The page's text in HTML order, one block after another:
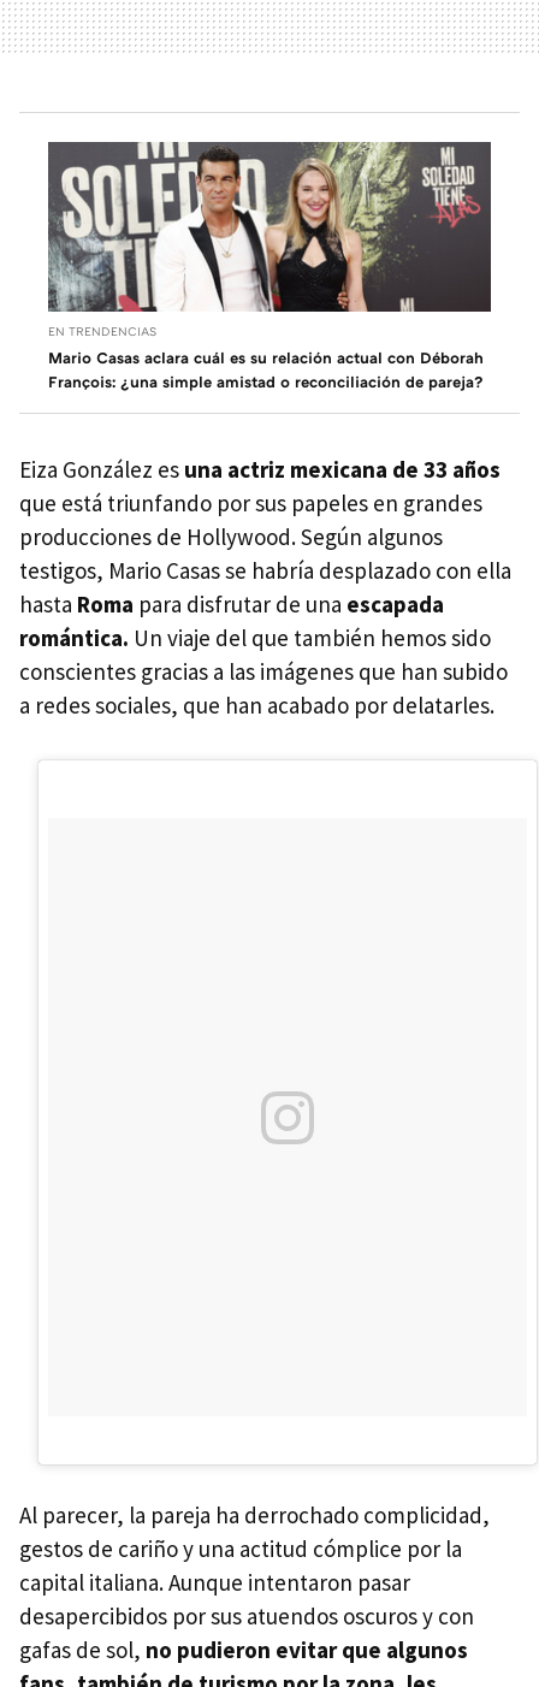
EN TRENDENCIAS
Mario Casas aclara cuál es su relación actual con Déborah
François: ¿una simple amistad o reconciliación de pareja?
Eiza González es una actriz mexicana de 33 años
que está triunfando por sus papeles en grandes
producciones de Hollywood. Según algunos
testigos, Mario Casas se habría desplazado con ella
hasta Roma para disfrutar de una escapada
romántica. Un viaje del que también hemos sido
conscientes gracias a las imágenes que han subido
a redes sociales, que han acabado por delatarles.
Al parecer, la pareja ha derrochado complicidad,
gestos de cariño y una actitud cómplice por la
capital italiana. Aunque intentaron pasar
desapercibidos por sus atuendos oscuros y con
gafas de sol, no pudieron evitar que algunos